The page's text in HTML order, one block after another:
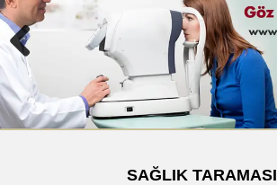
Previous
SAĞLIK TARAMASI